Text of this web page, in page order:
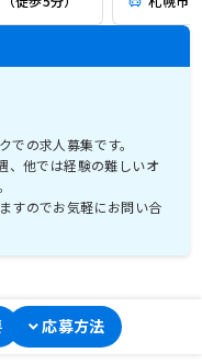
の求人募集です。
、他では経験の難しいオ
すのでお気軽にお問い合
応募方法